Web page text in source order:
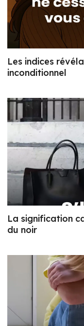
Les indices
inconditionnel
La signification
du noir